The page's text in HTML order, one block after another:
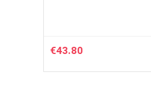
€43.80